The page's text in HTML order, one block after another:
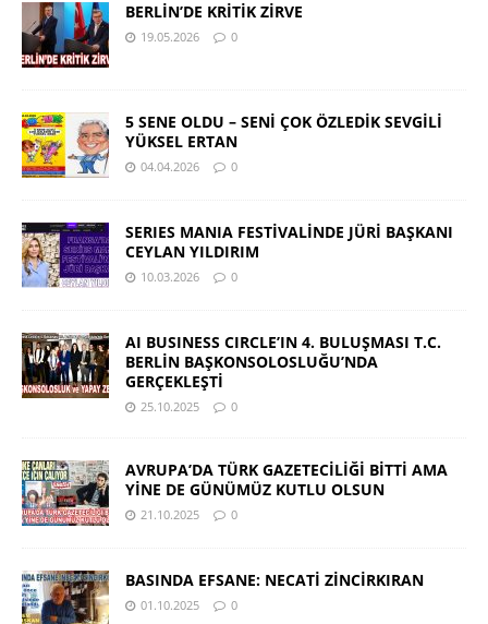
BERLİN’DE KRİTİK ZİRVE
19.05.2026 0
5 SENE OLDU – SENİ ÇOK ÖZLEDİK SEVGİLİ
YÜKSEL ERTAN
04.04.2026 0
SERIES MANIA FESTİVALİNDE JÜRİ BAŞKANI
CEYLAN YILDIRIM
10.03.2026 0
AI BUSINESS CIRCLE’IN 4. BULUŞMASI T.C.
BERLİN BAŞKONSOLOSLUĞU’NDA
GERÇEKLEŞTİ
25.10.2025 0
AVRUPA’DA TÜRK GAZETECİLİĞİ BİTTİ AMA
YİNE DE GÜNÜMÜZ KUTLU OLSUN
21.10.2025 0
BASINDA EFSANE: NECATİ ZİNCİRKIRAN
01.10.2025 0